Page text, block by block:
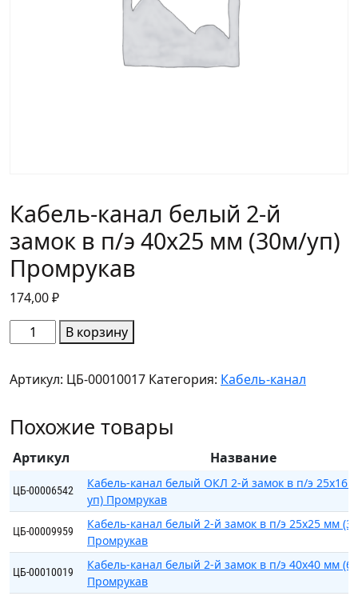
Кабель-канал белый 2-й
замок в п/э 40х25 мм (30м/уп)
Промрукав
174,00₽
Количество
товара
канал
2-
замок
в
п/
40х25
(30м/
В корзину
Артикул: ЦБ-00010017 Категория: Кабель-канал
Похожие товары
Артикул Название
ЦБ-00006542
Кабель-канал белый ОКЛ 2-й замок в п/э 25х16
уп) Промрукав
ЦБ-00009959
Кабель-канал белый 2-й замок в п/э 25х25 мм
Промрукав
ЦБ-00010019
Кабель-канал белый 2-й замок в п/э 40х40 мм
Промрукав